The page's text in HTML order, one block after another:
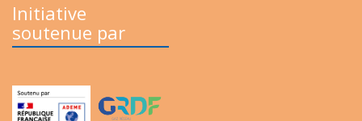
Initiative
soutenue par